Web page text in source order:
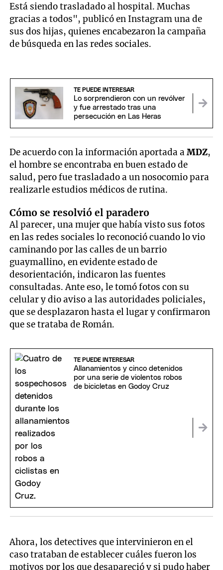
Está siendo trasladado al hospital. Muchas
gracias a todos", publicó en Instagram una de
sus dos hijas, quienes encabezaron la campaña
de búsqueda en las redes sociales.
TE PUEDE INTERESAR
Lo sorprendieron con un revólver
y fue arrestado tras una
persecución en Las Heras
De acuerdo con la información aportada aMDZ,
el hombre se encontraba en buen estado de
salud, pero fue trasladado a un nosocomio para
realizarle estudios médicos de rutina.
Cómo se resolvió el paradero
Al parecer, una mujer que había visto sus fotos
en las redes sociales lo reconoció cuando lo vio
caminando por las calles de un barrio
guaymallino, en evidente estado de
desorientación, indicaron las fuentes
consultadas. Ante eso, le tomó fotos con su
celular y dio aviso a las autoridades policiales,
que se desplazaron hasta el lugar y confirmaron
que se trataba de Román.
TE PUEDE INTERESAR
Allanamientos y cinco detenidos
por una serie de violentos robos
de bicicletas en Godoy Cruz
Ahora, los detectives que intervinieron en el
caso trataban de establecer cuáles fueron los
motivos por los que desapareció y si pudo haber